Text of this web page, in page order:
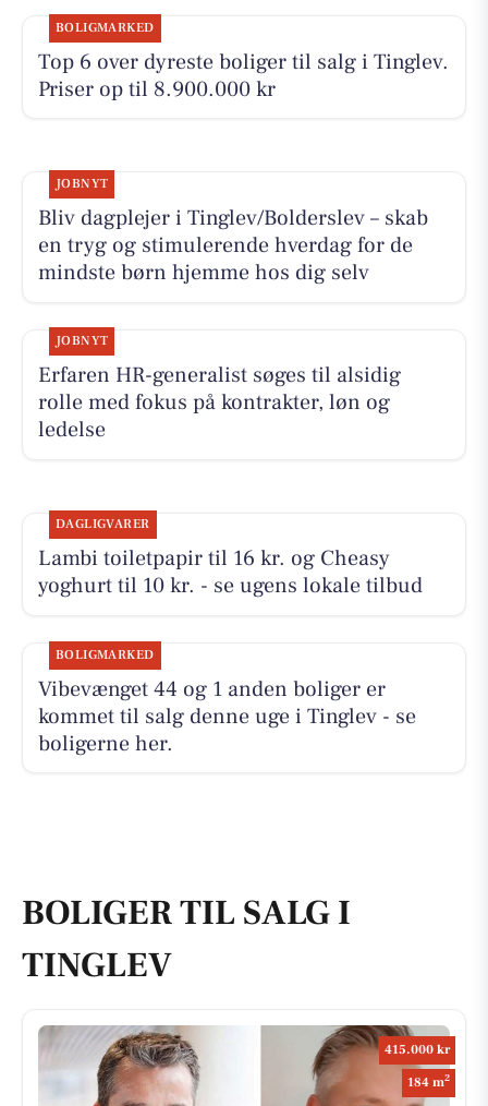
BOLIGMARKED
Top 6 over dyreste boliger til salg i Tinglev.
Priser op til 8.900.000 kr
JOBNYT
Bliv dagplejer i Tinglev/Bolderslev – skab
en tryg og stimulerende hverdag for de
mindste børn hjemme hos dig selv
JOBNYT
Erfaren HR-generalist søges til alsidig
rolle med fokus på kontrakter, løn og
ledelse
DAGLIGVARER
Lambi toiletpapir til 16 kr. og Cheasy
yoghurt til 10 kr. - se ugens lokale tilbud
BOLIGMARKED
Vibevænget 44 og 1 anden boliger er
kommet til salg denne uge i Tinglev - se
boligerne her.
BOLIGER TIL SALG I
TINGLEV
415.000 kr
184 m2